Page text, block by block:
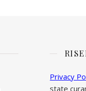
Privacy
state